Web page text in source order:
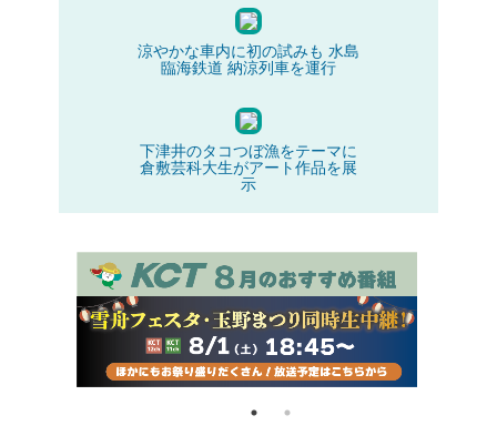
涼やかな車内に初の試みも 水島
臨海鉄道 納涼列車を運行
下津井のタコつぼ漁をテーマに
倉敷芸科大生がアート作品を展
示